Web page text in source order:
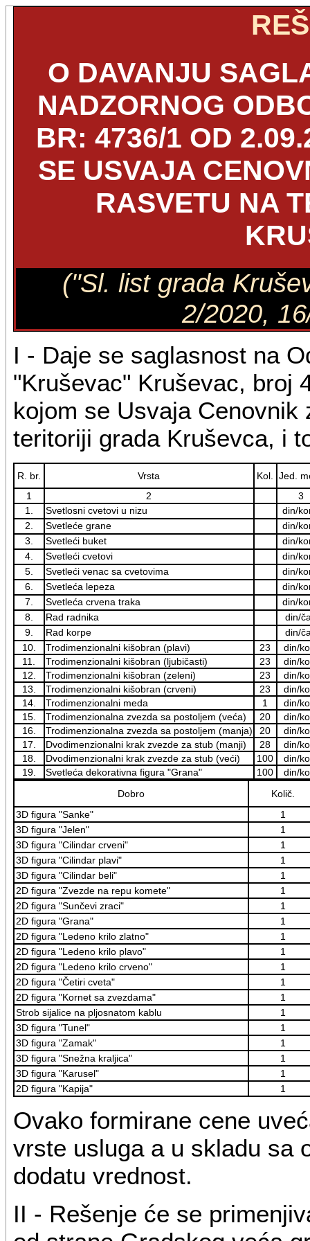
O DAVANJU
NADZORNOG
BR: 4736/1 OD
SE USVAJA
RASVETU NA
("Sl. list grada
2/2020,
I - Daje se saglasnost na
"Kruševac" Kruševac, broj
kojom se Usvaja
teritoriji grada Kruševca, i
R. br. Vrsta Kol.
Jed.
1
2
3
1.
Svetlosni cvetovi u nizu
din/
2.
Svetleće grane
din/
3.
Svetleći buket
din/
4.
Svetleći cvetovi
din/
5.
Svetleći venac sa cvetovima
din/
6.
Svetleća lepeza
din/
7.
Svetleća crvena traka
din/
8.
Rad radnika
din/
9.
Rad korpe
din/
10.
Trodimenzionalni kišobran (plavi) 23
din/
11.
Trodimenzionalni kišobran (ljubičasti) 23
din/
12.
Trodimenzionalni kišobran (zeleni) 23
din/
13.
Trodimenzionalni kišobran (crveni) 23
din/
14.
Trodimenzionalni meda 1
din/
15.
Trodimenzionalna zvezda sa postoljem (veća) 20
din/
16.
Trodimenzionalna zvezda sa postoljem (manja) 20
din/
17.
Dvodimenzionalni krak zvezde za stub (manji) 28
din/
18.
Dvodimenzionalni krak zvezde za stub (veći) 100
din/
19.
Svetleća dekorativna figura "Grana" 100
din/
Dobro
Količ.
3D figura "Sanke"
1
3D figura "Jelen"
1
3D figura "Cilindar crveni"
1
3D figura "Cilindar plavi"
1
3D figura "Cilindar beli"
1
2D figura "Zvezde na repu komete"
1
2D figura "Sunčevi zraci"
1
2D figura "Grana"
1
2D figura "Ledeno krilo zlatno"
1
2D figura "Ledeno krilo plavo"
1
2D figura "Ledeno krilo crveno"
1
2D figura "Četiri cveta"
1
2D figura "Kornet sa zvezdama"
1
Strob sijalice na pljosnatom kablu
1
3D figura "Tunel"
1
3D figura "Zamak"
1
3D figura "Snežna kraljica"
1
3D figura "Karusel"
1
2D figura "Kapija"
1
Ovako formirane cene
vrste usluga a u skladu sa
dodatu vrednost.
II - Rešenje će se